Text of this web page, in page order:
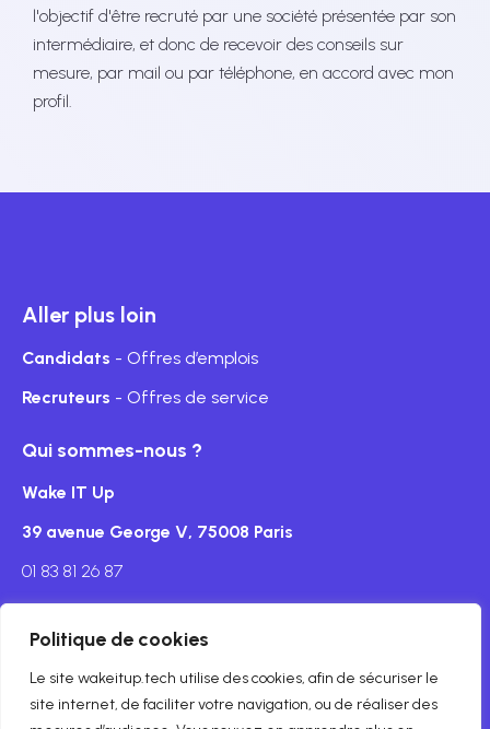
Politique de cookies
Le site wakeitup.tech utilise des cookies, afin de sécuriser le
site internet, de faciliter votre navigation, ou de réaliser des
l'objectif d'être recruté par une société présentée par son
intermédiaire, et donc de recevoir des conseils sur
mesure, par mail ou par téléphone, en accord avec mon
profil.
Aller plus loin
Candidats - Offres d’emplois
Recruteurs - Offres de service
Mentions légales
Qui sommes-nous ?
Wake IT Up
39 avenue George V, 75008 Paris
01 83 81 26 87